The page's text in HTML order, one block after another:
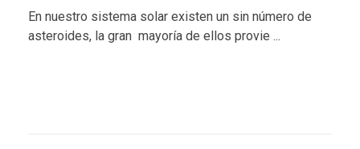
En nuestro sistema solar existen un sin número de
asteroides, la gran mayoría de ellos provie ...